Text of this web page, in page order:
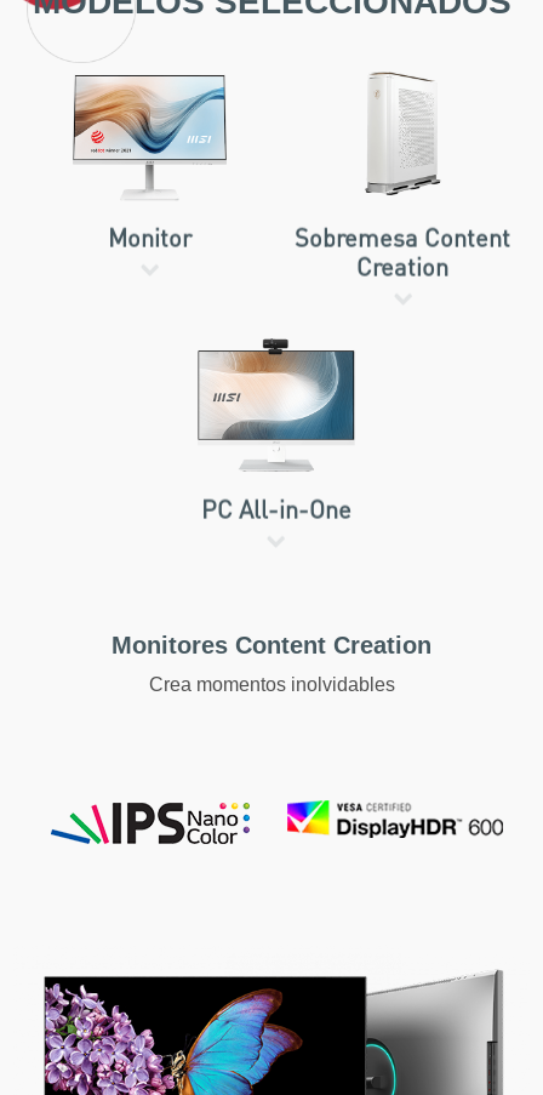
Monitor
Sobremesa Content
Creation
PC All-in-One
Monitores Content Creation
Crea momentos inolvidables